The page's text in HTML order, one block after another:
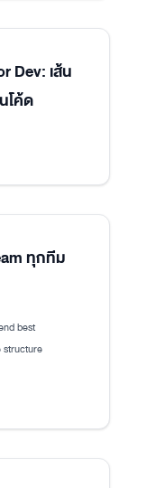
Dev: เส้น
โค้ด
ทุกทีม
best
structure